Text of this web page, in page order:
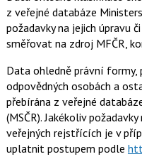
z veřejné databáze
požadavky na jejich úpravu
směřovat na zdroj MFČR,
Data ohledně právní formy,
odpovědných osobách a
přebírána z veřejné
(MSČR). Jakékoliv
veřejných rejstřících je v
uplatnit postupem podle